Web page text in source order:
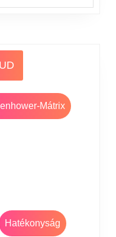
Mátrix
Hatékonyság